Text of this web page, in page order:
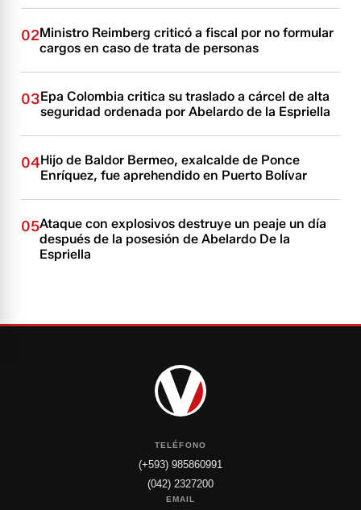
02Ministro Reimberg criticó a fiscal por no formular
cargos en caso de trata de personas
03Epa Colombia critica su traslado a cárcel de alta
seguridad ordenada por Abelardo de la Espriella
04Hijo de Baldor Bermeo, exalcalde de Ponce
Enríquez, fue aprehendido en Puerto Bolívar
05Ataque con explosivos destruye un peaje un día
después de la posesión de Abelardo De la
Espriella
TELÉFONO
(+593) 985860991
(042) 2327200
EMAIL